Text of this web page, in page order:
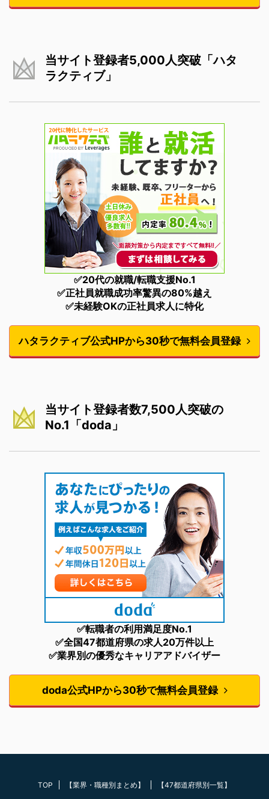
当サイト登録者5,000人突破「ハタ
ラクティブ」
✅20代の就職/転職支援No.1
✅正社員就職成功率驚異の80%越え
✅未経験OKの正社員求人に特化
ハタラクティブ公式HPから30秒で無料会員登録
当サイト登録者数7,500人突破の
No.1「doda」
✅転職者の利用満足度No.1
✅全国47都道府県の求人20万件以上
✅業界別の優秀なキャリアアドバイザー
doda公式HPから30秒で無料会員登録
TOP 【業界・職種別まとめ】 【47都道府県別一覧】